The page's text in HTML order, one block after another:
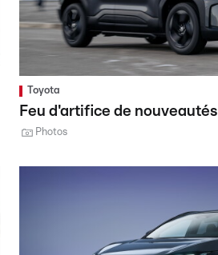
Toyota
Feu d'artifice de nouveautés
Photos